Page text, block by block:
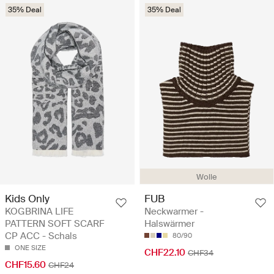
35% Deal
Kids Only
KOGBRINA LIFE
PATTERN SOFT SCARF
CP ACC - Schals
ONE SIZE
CHF15.60 CHF24
Wolle
35% Deal
FUB
Neckwarmer -
Halswärmer
80/90
CHF22.10 CHF34